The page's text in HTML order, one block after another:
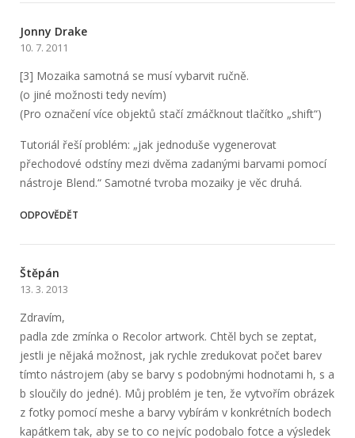
Jonny Drake
10. 7. 2011
[3] Mozaika samotná se musí vybarvit ručně.
(o jiné možnosti tedy nevím)
(Pro označení více objektů stačí zmáčknout tlačítko „shift“)
Tutoriál řeší problém: „jak jednoduše vygenerovat
přechodové odstíny mezi dvěma zadanými barvami pomocí
nástroje Blend.“ Samotné tvroba mozaiky je věc druhá.
ODPOVĚDĚT
Štěpán
13. 3. 2013
Zdravím,
padla zde zmínka o Recolor artwork. Chtěl bych se zeptat,
jestli je nějaká možnost, jak rychle zredukovat počet barev
tímto nástrojem (aby se barvy s podobnými hodnotami h, s a
b sloučily do jedné). Můj problém je ten, že vytvořím obrázek
z fotky pomocí meshe a barvy vybírám v konkrétních bodech
kapátkem tak, aby se to co nejvíc podobalo fotce a výsledek